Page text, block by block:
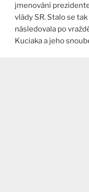
jmenování
vlády SR. Stalo se
následovala po
Kuciaka a jeho